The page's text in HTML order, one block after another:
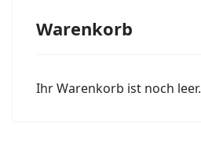
Warenkorb
Ihr Warenkorb ist noch leer.